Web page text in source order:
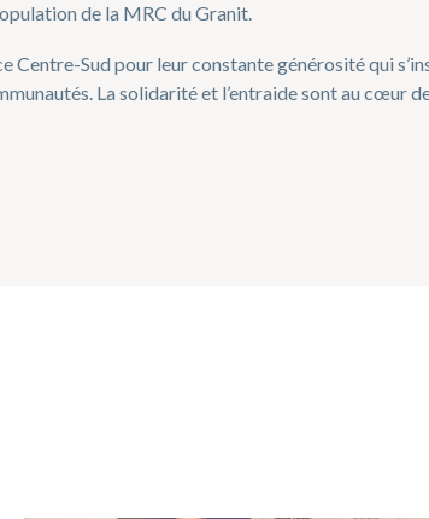
de la MRC du Granit.
Centre-Sud pour leur constante générosité qui
La solidarité et l’entraide sont au cœur